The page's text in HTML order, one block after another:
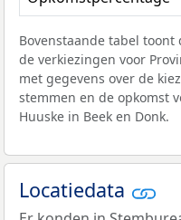
Bovenstaande tabel
de verkiezingen voor
met gegevens over de
stemmen en de opkomst
Huuske in Beek en Donk.
Locatiedata